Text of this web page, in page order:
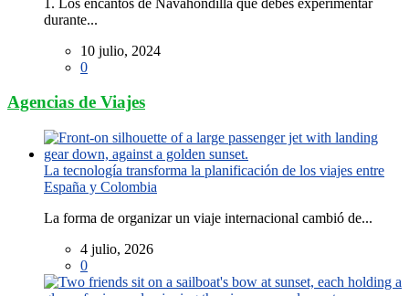
durante...
10 julio, 2024
0
Agencias de Viajes
La tecnología transforma la planificación de los viajes entre
España y Colombia
La forma de organizar un viaje internacional cambió de...
4 julio, 2026
0